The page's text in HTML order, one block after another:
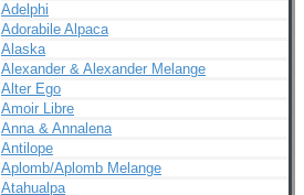
Adelphi
Adorabile Alpaca
Alaska
Alexander & Alexander Melange
Alter Ego
Amoir Libre
Anna & Annalena
Antilope
Aplomb/Aplomb Melange
Atahualpa